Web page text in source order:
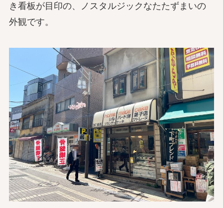
き看板が目印の、ノスタルジックなたたずまいの
外観です。